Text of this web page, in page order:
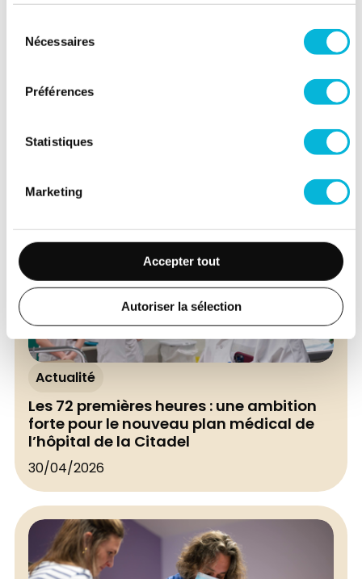
Nécessaires
Préférences
Statistiques
Marketing
Accepter tout
Autoriser la sélection
Actualité
nouvel équilibre
Actualité
Les 72 premières heures : une ambition
forte pour le nouveau plan médical de
l’hôpital de la Citadel
30/04/2026